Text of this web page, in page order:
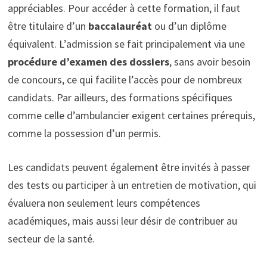
appréciables. Pour accéder à cette formation, il faut
être titulaire d’un baccalauréatou d’un diplôme
équivalent. L’admission se fait principalement via une
procédure d’examen des dossiers, sans avoir besoin
de concours, ce qui facilite l’accès pour de nombreux
candidats. Par ailleurs, des formations spécifiques
comme celle d’ambulancier exigent certaines prérequis,
comme la possession d’un permis.
Les candidats peuvent également être invités à passer
des tests ou participer à un entretien de motivation, qui
évaluera non seulement leurs compétences
académiques, mais aussi leur désir de contribuer au
secteur de la santé.